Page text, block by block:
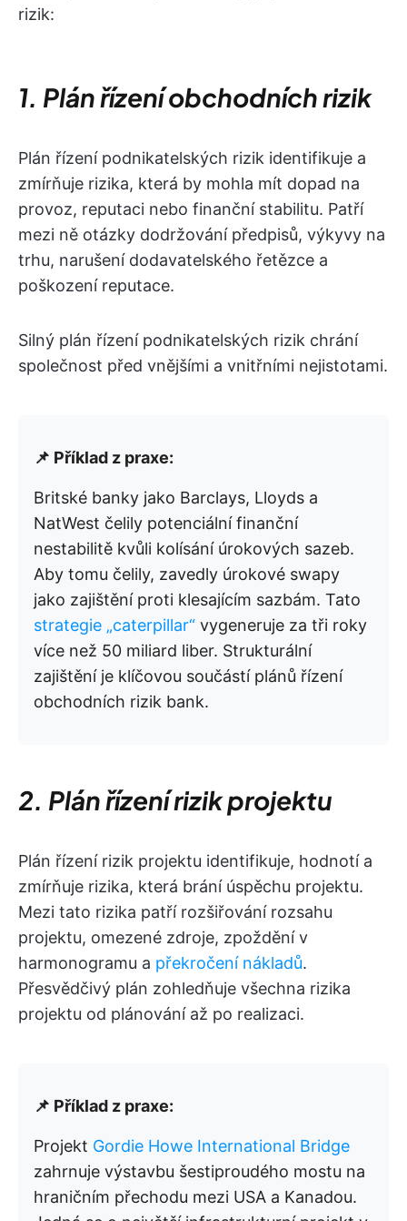
rizik:
1. Plán řízení obchodních rizik
Plán řízení podnikatelských rizik identifikuje a
zmírňuje rizika, která by mohla mít dopad na
provoz, reputaci nebo finanční stabilitu. Patří
mezi ně otázky dodržování předpisů, výkyvy na
trhu, narušení dodavatelského řetězce a
poškození reputace.
Silný plán řízení podnikatelských rizik chrání
společnost před vnějšími a vnitřními nejistotami.
📌 Příklad z praxe:
Britské banky jako Barclays, Lloyds a
NatWest čelily potenciální finanční
nestabilitě kvůli kolísání úrokových sazeb.
Aby tomu čelily, zavedly úrokové swapy
jako zajištění proti klesajícím sazbám. Tato
strategie „caterpillar“ vygeneruje za tři roky
více než 50 miliard liber. Strukturální
zajištění je klíčovou součástí plánů řízení
obchodních rizik bank.
2. Plán řízení rizik projektu
Plán řízení rizik projektu identifikuje, hodnotí a
zmírňuje rizika, která brání úspěchu projektu.
Mezi tato rizika patří rozšiřování rozsahu
projektu, omezené zdroje, zpoždění v
harmonogramu a překročení nákladů.
Přesvědčivý plán zohledňuje všechna rizika
projektu od plánování až po realizaci.
📌 Příklad z praxe:
Projekt Gordie Howe International Bridge
zahrnuje výstavbu šestiproudého mostu na
hraničním přechodu mezi USA a Kanadou.